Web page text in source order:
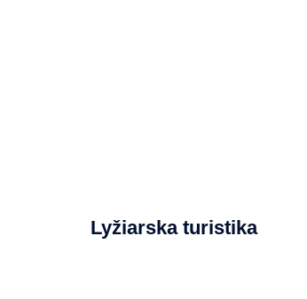
Lyžiarska turistika